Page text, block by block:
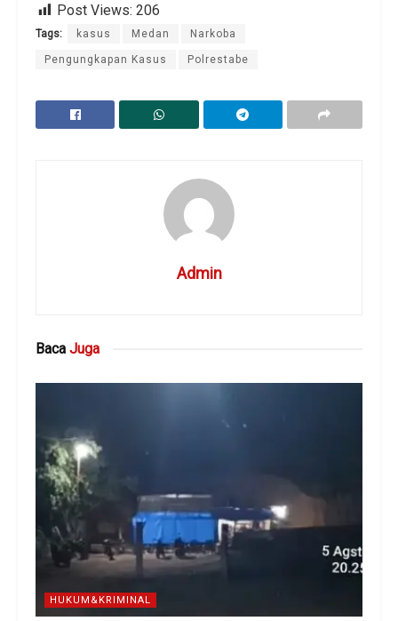
Post Views: 206
Tags: kasus Medan Narkoba
Pengungkapan Kasus Polrestabe
Admin
Baca Juga
HUKUM&KRIMINAL